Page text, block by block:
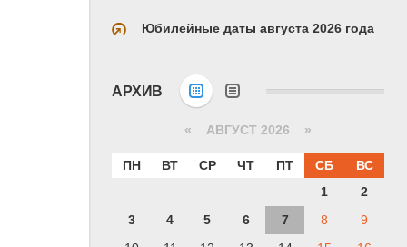
Юбилейные даты августа 2026 года
АРХИВ
« АВГУСТ 2026 »
ПН ВТ СР ЧТ ПТ СБ
ВС
1
2
3
4 5 6 7 8
9